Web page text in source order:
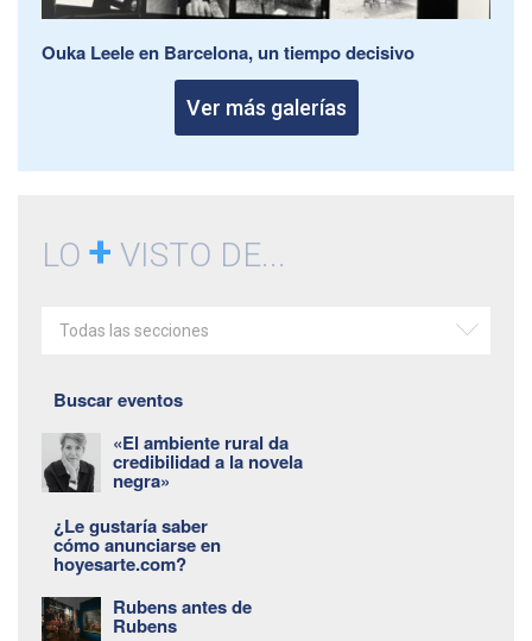
Ouka Leele en Barcelona, un tiempo decisivo
Ver más galerías
LO + VISTO DE...
Todas las secciones
Buscar eventos
«El ambiente rural da
credibilidad a la novela
negra»
¿Le gustaría saber
cómo anunciarse en
hoyesarte.com?
Rubens antes de
Rubens